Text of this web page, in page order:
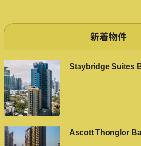
新着物件
Staybridge Suites
Ascott Thonglor